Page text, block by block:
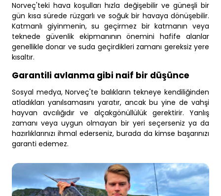
Norveç'teki hava koşulları hızla değişebilir ve güneşli bir
gün kısa sürede rüzgarlı ve soğuk bir havaya dönüşebilir.
Katmanlı giyinmenin, su geçirmez bir katmanın veya
teknede güvenlik ekipmanının önemini hafife alanlar
genellikle donar ve suda geçirdikleri zamanı gereksiz yere
kısaltır.
Garantili avlanma gibi naif bir düşünce
Sosyal medya, Norveç'te balıkların tekneye kendiliğinden
atladıkları yanılsamasını yaratır, ancak bu yine de vahşi
hayvan avcılığıdır ve alçakgönüllülük gerektirir. Yanlış
zamanı veya uygun olmayan bir yeri seçerseniz ya da
hazırlıklarınızı ihmal ederseniz, burada da kimse başarınızı
garanti edemez.